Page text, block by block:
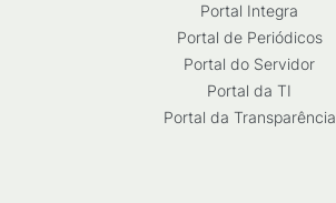
Portal Integra
Portal de Periódicos
Portal do Servidor
Portal da TI
Portal da Transparência